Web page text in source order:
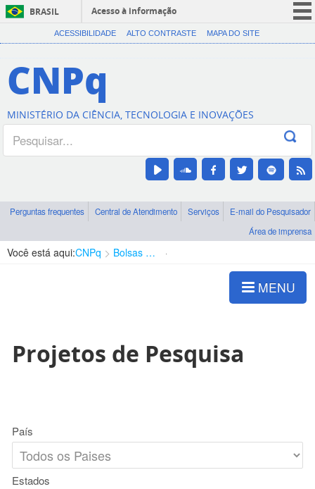
BRASIL
Acesso à informação
CORONAVÍRUS (COVID-19)
Canais
ACESSIBILIDADE ALTO CONTRASTE MAPA DO SITE
CNPq
MINISTÉRIO DA CIÊNCIA, TECNOLOGIA E INOVAÇÕES
Perguntas frequentes Central de Atendimento Serviços
E-mail do Pesquisador
Área de imprensa
Você está aqui:CNPq Bolsas e Auxílios Vigentes
MENU
Projetos de Pesquisa
País
Estados